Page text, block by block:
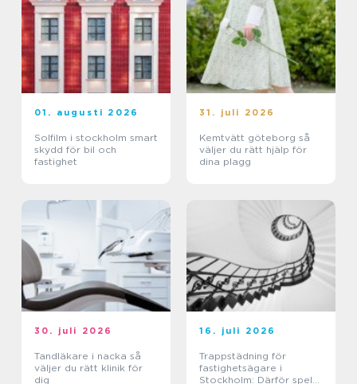
01. augusti 2026
Solfilm i stockholm smart
skydd för bil och
fastighet
31. juli 2026
Kemtvätt göteborg så
väljer du rätt hjälp för
dina plagg
30. juli 2026
Tandläkare i nacka så
väljer du rätt klinik för
dig
16. juli 2026
Trappstädning för
fastighetsägare i
Stockholm: Därför spelar